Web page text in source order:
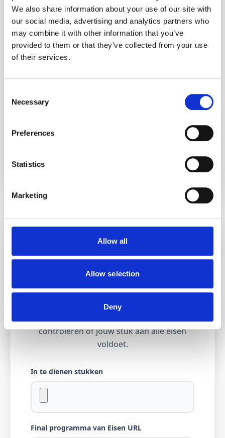
We also share information about your use of our site with
our social media, advertising and analytics partners who
may combine it with other information that you’ve
provided to them or that they’ve collected from your use
of their services.
Selection
Necessary
Preferences
Statistics
Marketing
Allow all
Allow selection
Deny
E-mailadres
Wachtwoord
PvE Checker
Na het opzetten van het PvE Checklist met
de PvE builder en het schrijven van jouw
controleren of jouw stuk aan alle eisen
voldoet.
In te dienen stukken
Final programma van Eisen URL